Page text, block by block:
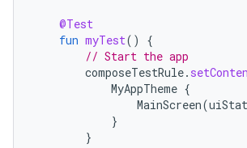
@Test
fun myTest()
{
// Start the app
composeTestRule.
MyAppTheme {
MainScreen(
}
}